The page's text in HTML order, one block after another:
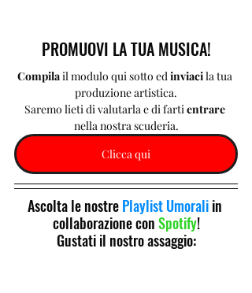
PROMUOVI LA TUA MUSICA!
Compila il modulo qui sotto ed inviaci la tua
produzione artistica.
Saremo lieti di valutarla e di farti entrare
nella nostra scuderia.
Clicca qui
Ascolta le nostre Playlist Umorali in
collaborazione con Spotify!
Gustati il nostro assaggio: